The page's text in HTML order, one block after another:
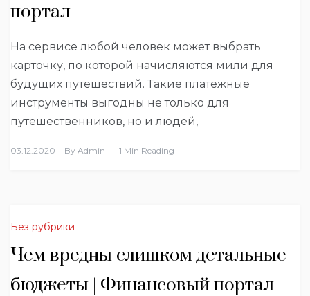
портал
На сервисе любой человек может выбрать
карточку, по которой начисляются мили для
будущих путешествий. Такие платежные
инструменты выгодны не только для
путешественников, но и людей,
03.12.2020 By Admin 1 Min Reading
Без рубрики
Чем вредны слишком детальные
бюджеты | Финансовый портал